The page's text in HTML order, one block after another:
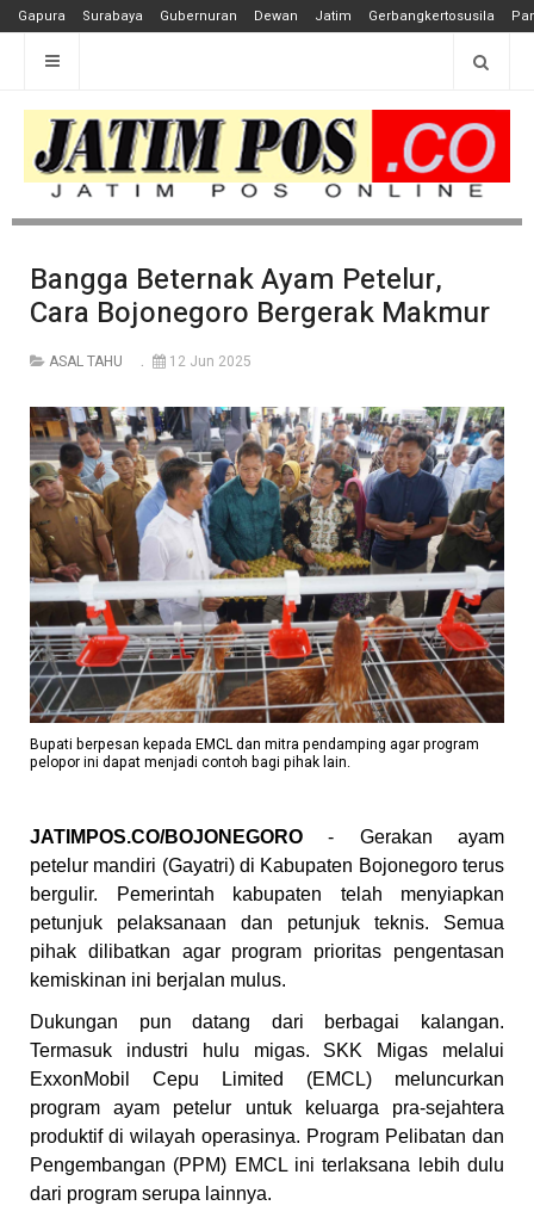
Gapura Surabaya Gubernuran Dewan Jatim Gerbangkertosusila
Bangga Beternak Ayam Petelur,
Cara Bojonegoro Bergerak Makmur
ASAL TAHU 12 Jun 2025
Bupati berpesan kepada EMCL dan mitra pendamping agar program
pelopor ini dapat menjadi contoh bagi pihak lain.
JATIMPOS.CO/BOJONEGORO - Gerakan ayam
petelur mandiri (Gayatri) di Kabupaten Bojonegoro terus
bergulir. Pemerintah kabupaten telah menyiapkan
petunjuk pelaksanaan dan petunjuk teknis. Semua
pihak dilibatkan agar program prioritas pengentasan
kemiskinan ini berjalan mulus.
Dukungan pun datang dari berbagai kalangan.
Termasuk industri hulu migas. SKK Migas melalui
ExxonMobil Cepu Limited (EMCL) meluncurkan
program ayam petelur untuk keluarga pra-sejahtera
produktif di wilayah operasinya. Program Pelibatan dan
Pengembangan (PPM) EMCL ini terlaksana lebih dulu
dari program serupa lainnya.